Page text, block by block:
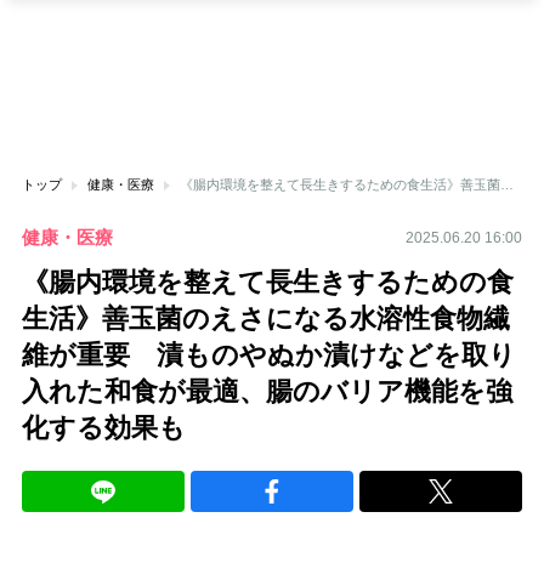
トップ 健康・医療 《腸内環境を整えて長生きするための食生活》善玉菌のえさになる水溶性食物繊維が重要 漬ものやぬか漬けなどを取り入れた和食が最適、腸のバリア機能を強化する効果も
健康・医療 2025.06.20 16:00
《腸内環境を整えて長生きするための食
生活》善玉菌のえさになる水溶性食物繊
維が重要 漬ものやぬか漬けなどを取り
入れた和食が最適、腸のバリア機能を強
化する効果も